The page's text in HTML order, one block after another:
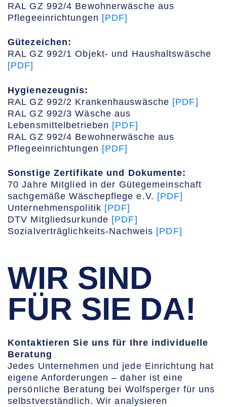
RAL GZ 992/4 Bewohnerwäsche aus
Pflegeeinrichtungen [PDF]
Gütezeichen:
RAL GZ 992/1 Objekt- und Haushaltswäsche
[PDF]
Hygienezeugnis:
RAL GZ 992/2 Krankenhauswäsche [PDF]
RAL GZ 992/3 Wäsche aus
Lebensmittelbetrieben [PDF]
RAL GZ 992/4 Bewohnerwäsche aus
Pflegeeinrichtungen [PDF]
Sonstige Zertifikate und Dokumente:
70 Jahre Mitglied in der Gütegemeinschaft
sachgemäße Wäschepflege e.V. [PDF]
Unternehmenspolitik [PDF]
DTV Mitgliedsurkunde [PDF]
Sozialverträglichkeits-Nachweis [PDF]
WIR SIND
FÜR SIE DA!
Kontaktieren Sie uns für Ihre individuelle
Beratung
Jedes Unternehmen und jede Einrichtung hat
eigene Anforderungen – daher ist eine
persönliche Beratung bei Wolfsperger für uns
selbstverständlich. Wir analysieren